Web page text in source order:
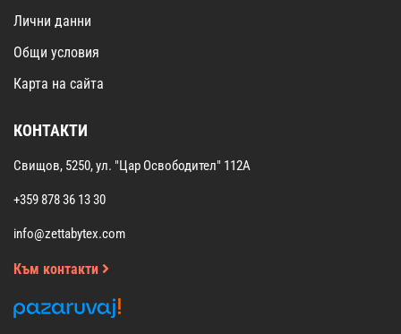
Лични данни
Общи условия
Карта на сайта
КОНТАКТИ
Свищов, 5250, ул. "Цар Освободител" 112А
+359 878 36 13 30
info@zettabytex.com
Към контакти